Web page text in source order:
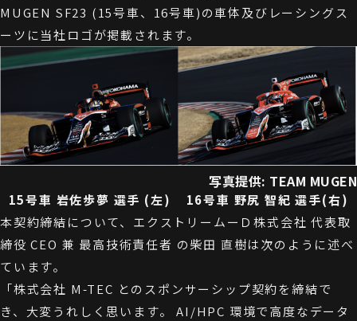
MUGEN SF23 (15号車、16号車)の車体及びレーシングス
ーツに当社ロゴが掲載されます。
写真提供: TEAM MUGEN
15号車 岩佐歩夢 選手 (左) 16号車 野尻 智紀 選手(右)
本契約締結について、エクストリームーＤ株式会社 代表取
締役 CEO 兼 最高技術責任者 の柴田 直樹は次のように述べ
ています。
「株式会社 M-TEC とのスポンサーシップ契約を締結で
き、大変うれしく思います。 AI/HPC 環境で高度なデータ